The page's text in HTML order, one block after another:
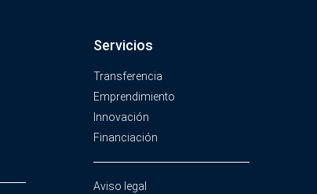
Servicios
Transferencia
Emprendimiento
Innovación
Financiación
Aviso legal